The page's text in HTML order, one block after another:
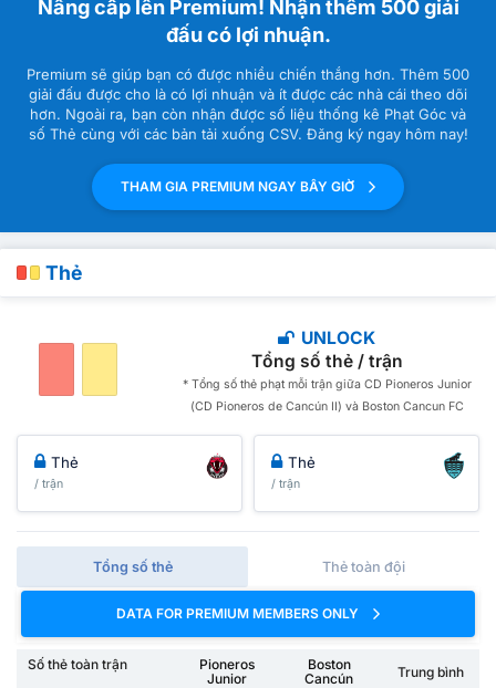
Nâng cấp lên Premium! Nhận thêm 500 giải
đấu có lợi nhuận.
Premium sẽ giúp bạn có được nhiều chiến thắng hơn. Thêm 500
giải đấu được cho là có lợi nhuận và ít được các nhà cái theo dõi
hơn. Ngoài ra, bạn còn nhận được số liệu thống kê Phạt Góc và
số Thẻ cùng với các bản tải xuống CSV. Đăng ký ngay hôm nay!
THAM GIA PREMIUM NGAY BÂY GIỜ
Thẻ
UNLOCK
Tổng số thẻ / trận
* Tổng số thẻ phạt mỗi trận giữa CD Pioneros Junior
(CD Pioneros de Cancún II) và Boston Cancun FC
Thẻ
/ trận
Thẻ
/ trận
Tổng số thẻ Thẻ toàn đội
DATA FOR PREMIUM MEMBERS ONLY
Số thẻ toàn trận
Pioneros
Junior
Boston
Cancún
Trung bình